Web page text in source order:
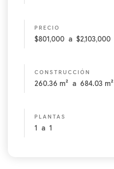
PRECIO
$801,000 a $2,103,000
CONSTRUCCIÓN
260.36 m² a 684.03 m²
PLANTAS
1 a 1